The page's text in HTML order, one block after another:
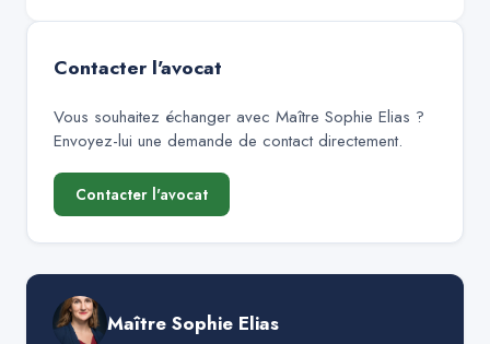
Contacter l'avocat
Vous souhaitez échanger avec Maître Sophie Elias ?
Envoyez-lui une demande de contact directement.
Contacter l'avocat
Maître Sophie Elias